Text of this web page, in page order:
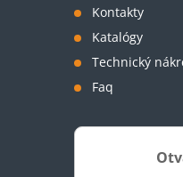
Kontakty
Katalógy
Technický
Faq